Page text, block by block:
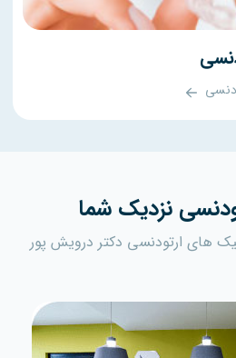
نزدیک شما
های ارتودنسی دکتر درویش پور